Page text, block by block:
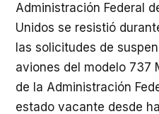
Administración Federal
Unidos se resistió
las solicitudes de
aviones del modelo 737
de la Administración
estado vacante desde